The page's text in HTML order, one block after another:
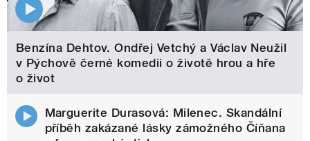
Benzína Dehtov. Ondřej Vetchý a Václav Neužil
v Pýchově černé komedii o životě hrou a hře
o život
Marguerite Durasová: Milenec. Skandální
příběh zakázané lásky zámožného Číňana